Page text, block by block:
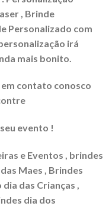
, Brinde
Personalizado com
irá
mais bonito.
contato conosco
evento !
e Eventos , brindes
Maes , Brindes
das Crianças ,
dia dos